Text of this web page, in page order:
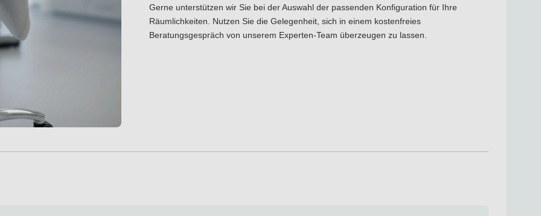
bleibt. Lemi unterstreicht
Schaumstoff. Die Sicherheit
Diese Technik ist so
bleibt, um ein ungewolltes
gibt das Körpergewicht die
Gerne unterstützen wir Sie bei der Auswahl der passenden Konfiguration für Ihre
Räumlichkeiten. Nutzen Sie die Gelegenheit, sich in einem kostenfreies
Beratungsgespräch von unserem Experten-Team überzeugen zu lassen.